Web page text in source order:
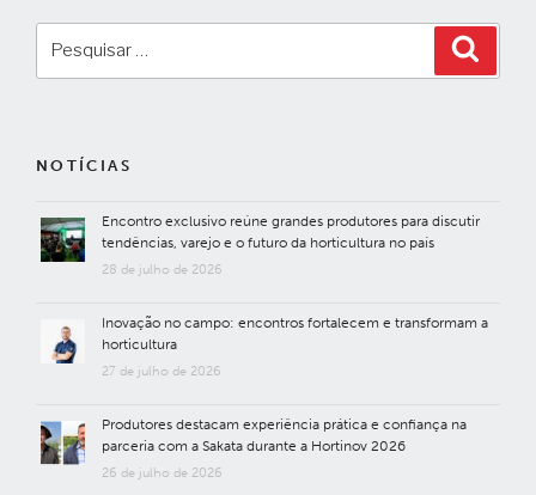
NOTÍCIAS
Encontro exclusivo reúne grandes produtores para discutir
tendências, varejo e o futuro da horticultura no país
28 de julho de 2026
Inovação no campo: encontros fortalecem e transformam a
horticultura
27 de julho de 2026
Produtores destacam experiência prática e confiança na
parceria com a Sakata durante a Hortinov 2026
26 de julho de 2026